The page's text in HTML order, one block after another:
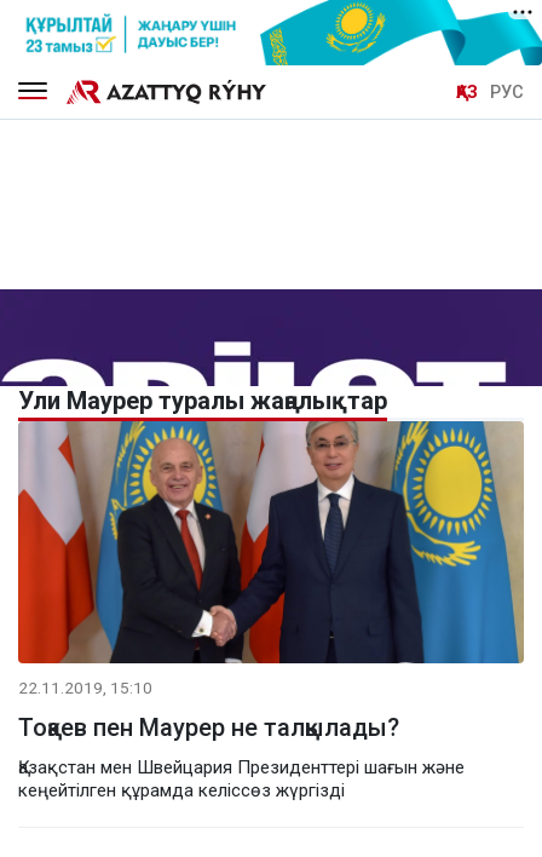
ҚАЗ РУС
Ули Маурер туралы жаңалықтар
22.11.2019, 15:10
Тоқаев пен Маурер не талқылады?
Қазақстан мен Швейцария Президенттері шағын және
кеңейтілген құрамда келіссөз жүргізді